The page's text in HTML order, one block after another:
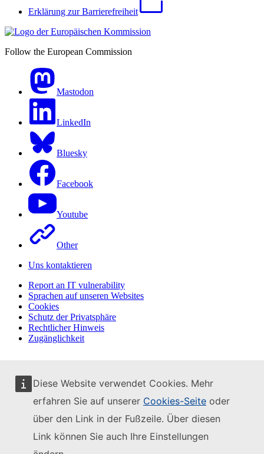
Diese Website verwendet Cookies. Mehr
erfahren Sie auf unserer Cookies-Seite oder
über den Link in der Fußzeile. Über diesen
Link können Sie auch Ihre Einstellungen
Erklärung zur Barrierefreiheit
Follow the European Commission
Mastodon
LinkedIn
Bluesky
Facebook
Youtube
Other
Uns kontaktieren
Report an IT vulnerability
Sprachen auf unseren Websites
Cookies
Schutz der Privatsphäre
Rechtlicher Hinweis
Zugänglichkeit